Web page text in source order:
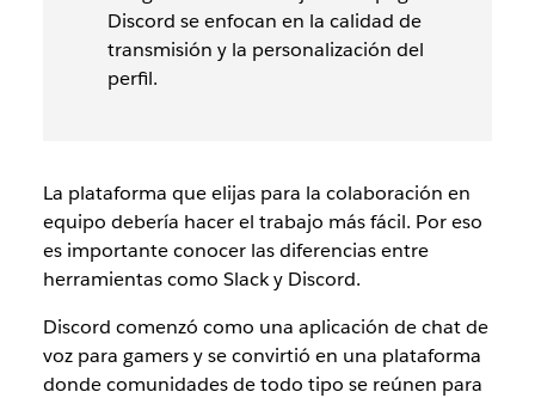
Discord se enfocan en la calidad de
transmisión y la personalización del
perfil.
La plataforma que elijas para la colaboración en
equipo debería hacer el trabajo más fácil. Por eso
es importante conocer las diferencias entre
herramientas como Slack y Discord.
Discord comenzó como una aplicación de chat de
voz para gamers y se convirtió en una plataforma
donde comunidades de todo tipo se reúnen para